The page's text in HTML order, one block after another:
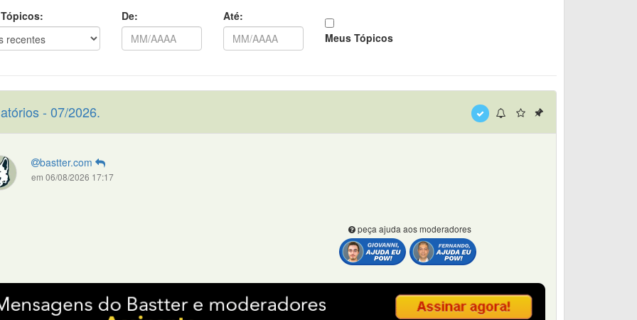
De:
Até:
Meus Tópicos
- 07/2026.
bastter.com
em 06/08/2026 17:17
peça ajuda aos moderadores